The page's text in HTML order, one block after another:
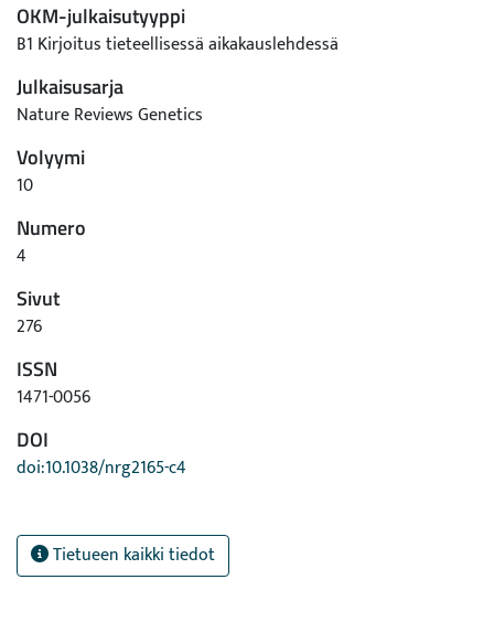
OKM-julkaisutyyppi
B1 Kirjoitus tieteellisessä aikakauslehdessä
Julkaisusarja
Nature Reviews Genetics
Volyymi
10
Numero
4
Sivut
276
ISSN
1471-0056
DOI
doi:10.1038/nrg2165-c4
Tietueen kaikki tiedot